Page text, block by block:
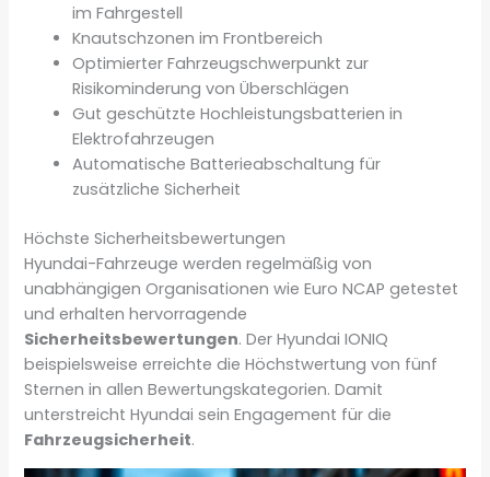
im Fahrgestell
Knautschzonen im Frontbereich
Optimierter Fahrzeugschwerpunkt zur
Risikominderung von Überschlägen
Gut geschützte Hochleistungsbatterien in
Elektrofahrzeugen
Automatische Batterieabschaltung für
zusätzliche Sicherheit
Höchste Sicherheitsbewertungen
Hyundai-Fahrzeuge werden regelmäßig von
unabhängigen Organisationen wie Euro NCAP getestet
und erhalten hervorragende
Sicherheitsbewertungen. Der Hyundai IONIQ
beispielsweise erreichte die Höchstwertung von fünf
Sternen in allen Bewertungskategorien. Damit
unterstreicht Hyundai sein Engagement für die
Fahrzeugsicherheit.